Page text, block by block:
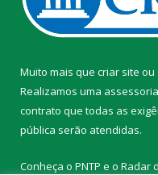
Muito mais que criar site ou
Realizamos uma assessoria
contrato que todas as
pública serão atendidas.
Conheça o PNTP e o Radar